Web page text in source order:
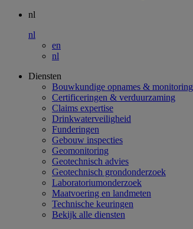
nl
nl
en
nl
Diensten
Bouwkundige opnames & monitoring
Certificeringen & verduurzaming
Claims expertise
Drinkwaterveiligheid
Funderingen
Gebouw inspecties
Geomonitoring
Geotechnisch advies
Geotechnisch grondonderzoek
Laboratoriumonderzoek
Maatvoering en landmeten
Technische keuringen
Bekijk alle diensten